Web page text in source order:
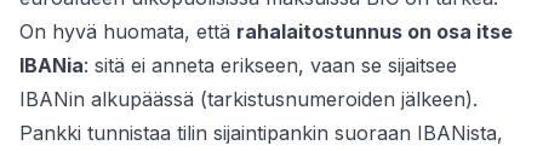
On hyvä huomata, että rahalaitostunnus on osa itse
IBANia: sitä ei anneta erikseen, vaan se sijaitsee
IBANin alkupäässä (tarkistusnumeroiden jälkeen).
Pankki tunnistaa tilin sijaintipankin suoraan IBANista,